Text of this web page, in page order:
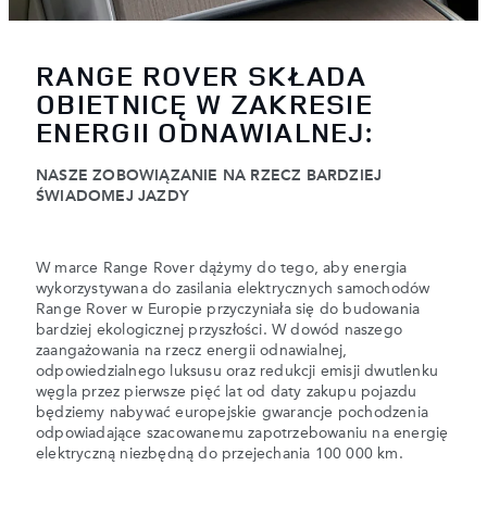
RANGE ROVER SKŁADA
OBIETNICĘ W ZAKRESIE
ENERGII ODNAWIALNEJ:
NASZE ZOBOWIĄZANIE NA RZECZ BARDZIEJ
ŚWIADOMEJ JAZDY
W marce Range Rover dążymy do tego, aby energia
wykorzystywana do zasilania elektrycznych samochodów
Range Rover w Europie przyczyniała się do budowania
bardziej ekologicznej przyszłości. W dowód naszego
zaangażowania na rzecz energii odnawialnej,
odpowiedzialnego luksusu oraz redukcji emisji dwutlenku
węgla przez pierwsze pięć lat od daty zakupu pojazdu
będziemy nabywać europejskie gwarancje pochodzenia
odpowiadające szacowanemu zapotrzebowaniu na energię
elektryczną niezbędną do przejechania 100 000 km.